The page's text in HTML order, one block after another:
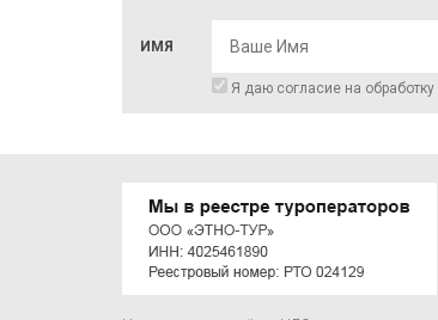
ИМЯ
Я даю согласие на обработку